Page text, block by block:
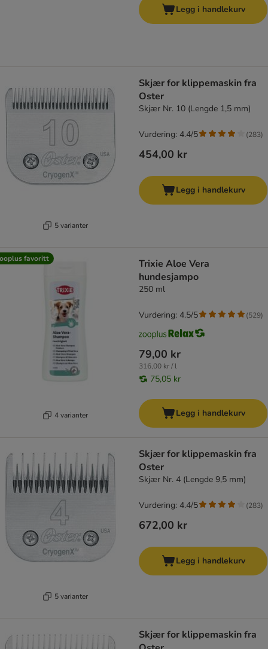
Legg i handlekurv
5 varianter
Skjær for klippemaskin fra
Oster
Skjær Nr. 10 (Lengde 1,5 mm)
454,00 kr
Vurdering: 4.4/5 (283)
Legg i handlekurv
favoritt
4 varianter
Trixie Aloe Vera
hundesjampo
250 ml
79,00 kr
316,00 kr / l
75,05 kr
Vurdering: 4.5/5 (529)
Legg i handlekurv
5 varianter
Skjær for klippemaskin fra
Oster
Skjær Nr. 4 (Lengde 9,5 mm)
672,00 kr
Vurdering: 4.4/5 (283)
Legg i handlekurv
Skjær for klippemaskin fra